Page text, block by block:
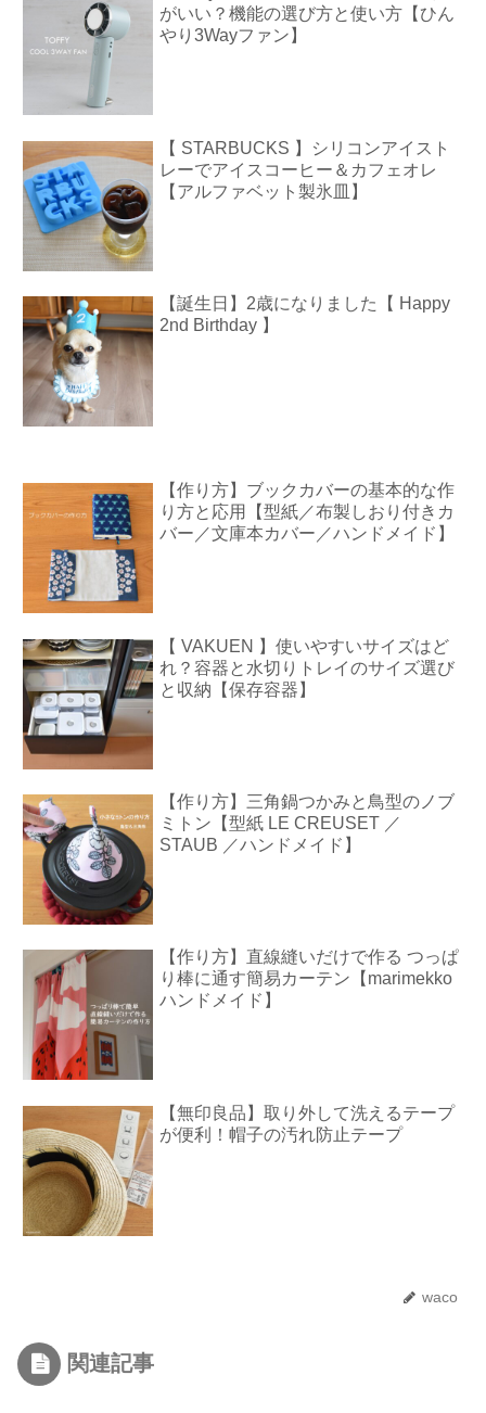
がいい？機能の選び方と使い方【ひん
やり3Wayファン】
【 STARBUCKS 】シリコンアイスト
レーでアイスコーヒー＆カフェオレ
【アルファベット製氷皿】
【誕生日】2歳になりました【 Happy
2nd Birthday 】
【作り方】ブックカバーの基本的な作
り方と応用【型紙／布製しおり付きカ
バー／文庫本カバー／ハンドメイド】
【 VAKUEN 】使いやすいサイズはど
れ？容器と水切りトレイのサイズ選び
と収納【保存容器】
【作り方】三角鍋つかみと鳥型のノブ
ミトン【型紙 LE CREUSET ／
STAUB ／ハンドメイド】
【作り方】直線縫いだけで作る つっぱ
り棒に通す簡易カーテン【marimekko
ハンドメイド】
【無印良品】取り外して洗えるテープ
が便利！帽子の汚れ防止テープ
waco
関連記事